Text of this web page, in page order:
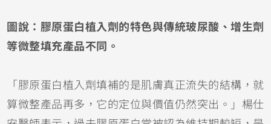
圖說：膠原蛋白植入劑的特色與傳統玻尿酸、增生劑
等微整填充產品不同。
「膠原蛋白植入劑填補的是肌膚真正流失的結構，就
算微整產品再多，它的定位與價值仍然突出。」楊仕